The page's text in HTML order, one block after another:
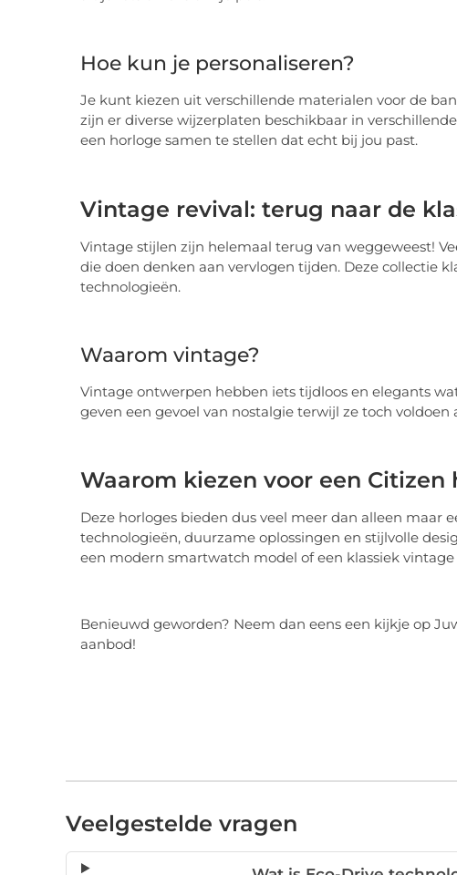
Hoe kun je personaliseren?
Je kunt kiezen uit verschillende materialen voor de
zijn er diverse wijzerplaten beschikbaar in
een horloge samen te stellen dat echt bij jou past.
Vintage revival: terug naar de
Vintage stijlen zijn helemaal terug van weggeweest!
die doen denken aan vervlogen tijden. Deze collectie
technologieën.
Waarom vintage?
Vintage ontwerpen hebben iets tijdloos en elegants
geven een gevoel van nostalgie terwijl ze toch
Waarom kiezen voor een Citizen
Deze horloges bieden dus veel meer dan alleen maar
technologieën, duurzame oplossingen en stijlvolle
een modern smartwatch model of een klassiek
Benieuwd geworden? Neem dan eens een kijkje op
aanbod!
Veelgestelde vragen